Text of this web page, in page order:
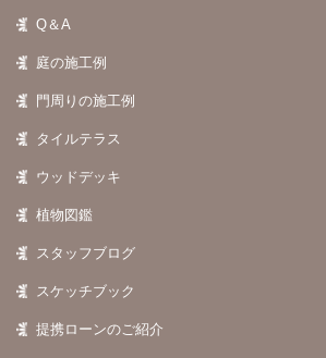
Q＆A
庭の施工例
門周りの施工例
タイルテラス
ウッドデッキ
植物図鑑
スタッフブログ
スケッチブック
提携ローンのご紹介